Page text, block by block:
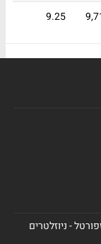
9.25
- ניוזלטרים